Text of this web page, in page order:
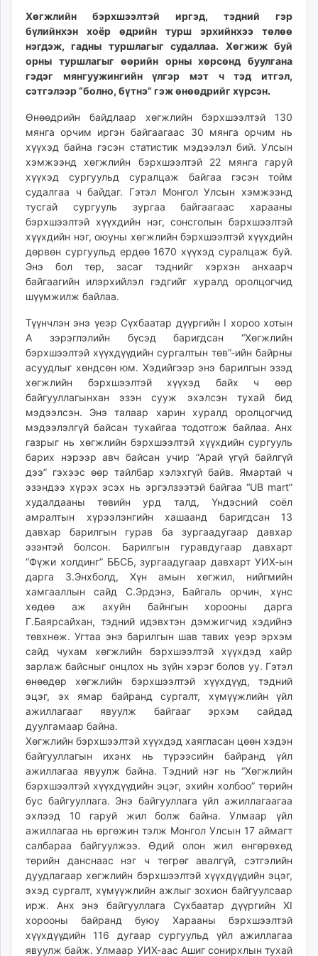
ikon.mn
mnb.mn
Livetv.mn
Eguur.mn
24tsag.mn
eagle.mn
ergelt.mn
zarig.mn
zuv.mn
mminfo.mn
ugluu.mn
urlag.mn
unen.mn
asu.mn
shudarga.mn
unuudur.mn
isee.mn
mglradio.com
fact.mn
itoim.mn
tumen.mn
shuum.mn
times.mn
tvmongolia.mn
mass.mn
unegui.mn
assa.mn
toim.mn
tac.mn
paparazzi.mn
unread.today
Хөгжлийн бэрхшээлтэй иргэд, тэдний гэр
бүлийнхэн хоёр өдрийн турш эрхийнхээ төлөө
нэгдэж, гадны турш­лагыг судаллаа. Хөгжиж буй
орны туршлагыг өөрийн орны хөрсөнд буулгана
гэдэг мянгуужингийн үлгэр мэт ч тэд итгэл,
сэтгэлээр “болно, бүтнэ” гэж өнөөд­рийг хүрсэн.
Өнөөдрийн байдлаар хөгж­лийн бэрхшээлтэй 130
мянга орчим иргэн бай­гаа­гаас 30 мянга орчим нь
хүүхэд байна гэсэн ста­тистик мэдээлэл бий. Улсын
хэмжээнд хөгжлийн бэрхшээлтэй 22 мянга гаруй
хүүхэд сургуульд суралцаж байгаа гэсэн тойм
судалгаа ч байдаг. Гэтэл Монгол Улсын хэмжээнд
тусгай сургууль зургаа байгаагаас харааны
бэрхшээлтэй хүүхдийн нэг, сонсголын бэрхшээлтэй
хүүхдийн нэг, оюуны хөгж­лийн бэрхшээлтэй хүүх­дийн
дөрвөн сургуульд ердөө 1670 хүүхэд суралцаж буй.
Энэ бол төр, засаг тэднийг хэрхэн анхаарч
байгаагийн илэрхийлэл гэдгийг хуралд оролцогчид
шүүмжилж байлаа.
Түүнчлэн энэ үеэр Сүхбаатар дүүргийн I хороо хотын
А зэрэг­лэлийн бүсэд баригдсан “Хөгж­лийн
бэрхшээлтэй хүүхдүү­дийн сургал­тын төв”-ийн байрны
асуудлыг хөндсөн юм. Хэдийгээр энэ барилгын эзэд
хөгжлийн бэрхшээлтэй хүүхэд байх ч өөр
байгууллагынхан эзэн сууж эхэлсэн тухай бид
мэдээлсэн. Энэ талаар харин хуралд оролцогчид
мэдээлэлгүй байсан тухайгаа тодотгож байлаа. Анх
газрыг нь хөгжлийн бэрхшээлтэй хүүхдийн сургууль
барих нэрээр авч байсан учир “Арай үгүй байлгүй
дээ” гэхээс өөр тайлбар хэлэхгүй байв. Ямартай ч
эзэндээ хүрэх эсэх нь эргэлзээтэй байгаа “UB mart”
худалдааны төвийн урд талд, Үндэсний соёл
амралтын хүрээлэнгийн хашаанд баригдсан 13
давхар барилгын гурав ба зургаадугаар давхар
эзэнтэй болсон. Барилгын гуравдугаар давхарт
“Фүжи холдинг” ББСБ, зургаадугаар давхарт УИХ-ын
дарга З.Энхболд, Хүн амын хөгжил, нийгмийн
хамгааллын сайд С.Эрдэнэ, Байгаль орчин, хүнс
хөдөө аж ахуйн байнгын хорооны дарга
Г.Баярсайхан, тэдний идэвхтэн дэмжигчид хэдийнэ
төвхнөж. Угтаа энэ барилгын шав тавих үеэр эрхэм
сайд чухам хөгжлийн бэрхшээлтэй хүүхдэд хайр
зарлаж байсныг онцлох нь зүйн хэрэг болов уу. Гэтэл
өнөөдөр хөгжлийн бэрхшээлтэй хүүхдүүд, тэдний
эцэг, эх ямар байранд сургалт, хүмүүжлийн үйл
ажиллагааг явуулж байгааг эрхэм сайдад
дуулгамаар байна.
Хөгжлийн бэрхшээлтэй хүүхдэд хаягласан цөөн хэдэн
байгууллагын ихэнх нь түрээсийн байранд үйл
ажиллагаа явуулж байна. Тэдний нэг нь “Хөгжлийн
бэрхшээлтэй хүүхдүүдийн эцэг, эхийн холбоо” төрийн
бус байгууллага. Энэ байгууллага үйл ажиллагаагаа
эхлээд 10 гаруй жил болж байна. Улмаар үйл
ажиллагаа нь өргөжин тэлж Монгол Улсын 17 аймагт
салбараа байгуулжээ. Өдий олон жил өнгөрөхөд
төрийн данснаас нэг ч төгрөг авалгүй, сэтгэлийн
дуудлагаар хөгжлийн бэрхшээлтэй хүүхдүүдийн эцэг,
эхэд сургалт, хүмүүжлийн ажлыг зохион байгуулсаар
ирж. Анх энэ байгууллага Сүхбаатар дүүргийн XI
хорооны байранд буюу Харааны бэрхшээлтэй
хүүхдүүдийн 116 дугаар сургуульд үйл ажиллагаа
явуулж байж. Улмаар УИХ-аас Ашиг сонирхлын тухай